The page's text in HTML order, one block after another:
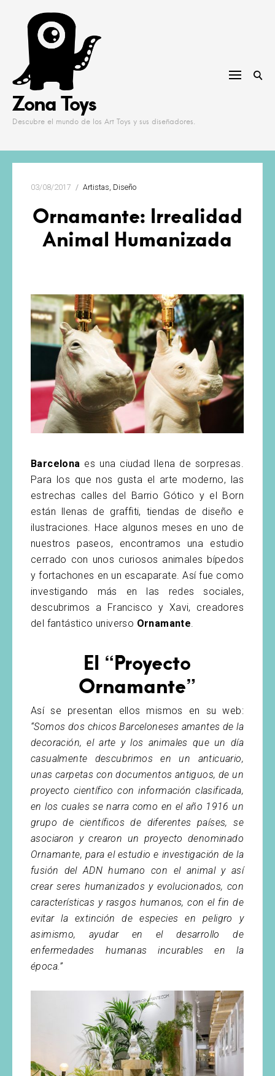
content
Zona Toys
Descubre el mundo de los Art Toys y sus diseñadores.
03/08/2017 Artistas Diseño
Ornamante: Irrealidad
Animal Humanizada
Barcelona es una ciudad llena de sorpresas.
Para los que nos gusta el arte moderno, las
estrechas calles del Barrio Gótico y el Born
están llenas de graffiti, tiendas de diseño e
ilustraciones. Hace algunos meses en uno de
nuestros paseos, encontramos una estudio
cerrado con unos curiosos animales bípedos
y fortachones en un escaparate. Así fue como
investigando más en las redes sociales,
descubrimos a Francisco y Xavi, creadores
del fantástico universo Ornamante
El “Proyecto
Ornamante”
Así se presentan ellos mismos en su web:
“Somos dos chicos Barceloneses amantes de la
decoración, el arte y los animales que un día
casualmente descubrimos en un anticuario,
unas carpetas con documentos antiguos, de un
proyecto científico con información clasificada,
en los cuales se narra como en el año 1916 un
grupo de científicos de diferentes países, se
asociaron y crearon un proyecto denominado
Ornamante, para el estudio e investigación de la
fusión del ADN humano con el animal y así
crear seres humanizados y evolucionados, con
características y rasgos humanos, con el fin de
evitar la extinción de especies en peligro y
asimismo, ayudar en el desarrollo de
enfermedades humanas incurables en la
época.”